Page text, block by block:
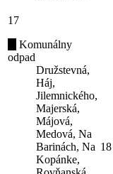
17
Komunálny
odpad
Družstevná,
Háj,
Jilemnického,
Majerská,
Májová,
Medová, Na
Barinách, Na
Kopánke,
18